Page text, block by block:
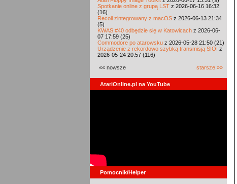
Spotkanie online z grupą LST z 2026-06-16 16:32
(16)
Recoil zintegrowany z macOS z 2026-06-13 21:34
(5)
KWAS #40 odbędzie się w Katowicach z 2026-06-
07 17:59 (25)
Commodore po atarowsku z 2026-05-28 21:50 (21)
Urządzenie z rekordowo szybką transmisją SIO! z
2026-05-24 20:57 (116)
«« nowsze starsze »»
AtariOnline.pl na YouTube
Pomocnik/Helper